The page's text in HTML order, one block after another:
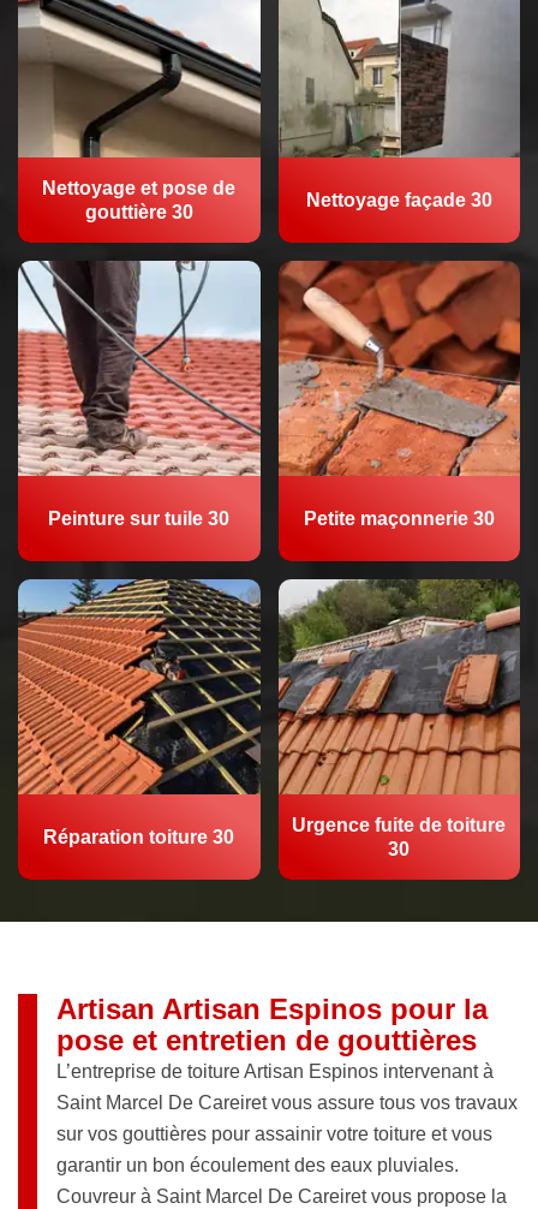
Nettoyage et pose de
gouttière 30
Nettoyage façade 30
Peinture sur tuile 30 Petite maçonnerie 30
Réparation toiture 30
Urgence fuite de toiture
30
Artisan Artisan Espinos pour la
pose et entretien de gouttières
L’entreprise de toiture Artisan Espinos intervenant à
Saint Marcel De Careiret vous assure tous vos travaux
sur vos gouttières pour assainir votre toiture et vous
garantir un bon écoulement des eaux pluviales.
Couvreur à Saint Marcel De Careiret vous propose la